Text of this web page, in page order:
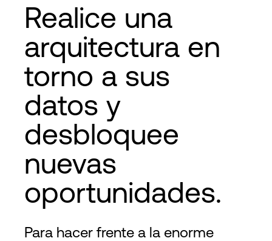
Realice una
arquitectura en
torno a sus
datos y
desbloquee
nuevas
oportunidades.
Para hacer frente a la enorme